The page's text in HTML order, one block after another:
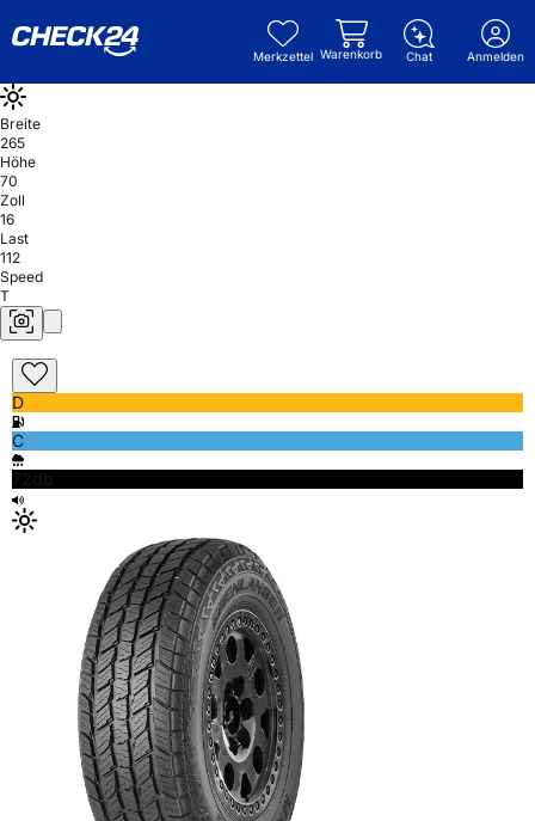
Merkzettel Warenkorb Chat Anmelden
Breite
265
Höhe
70
Zoll
16
Last
112
Speed
T
D
C
72db